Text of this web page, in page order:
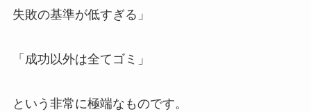
失敗の基準が低すぎる」
「成功以外は全てゴミ」
という非常に極端なものです。